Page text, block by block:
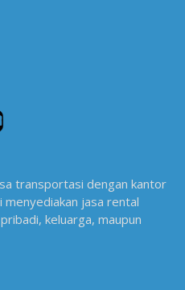
transportasi dengan kantor
menyediakan jasa rental
keluarga, maupun